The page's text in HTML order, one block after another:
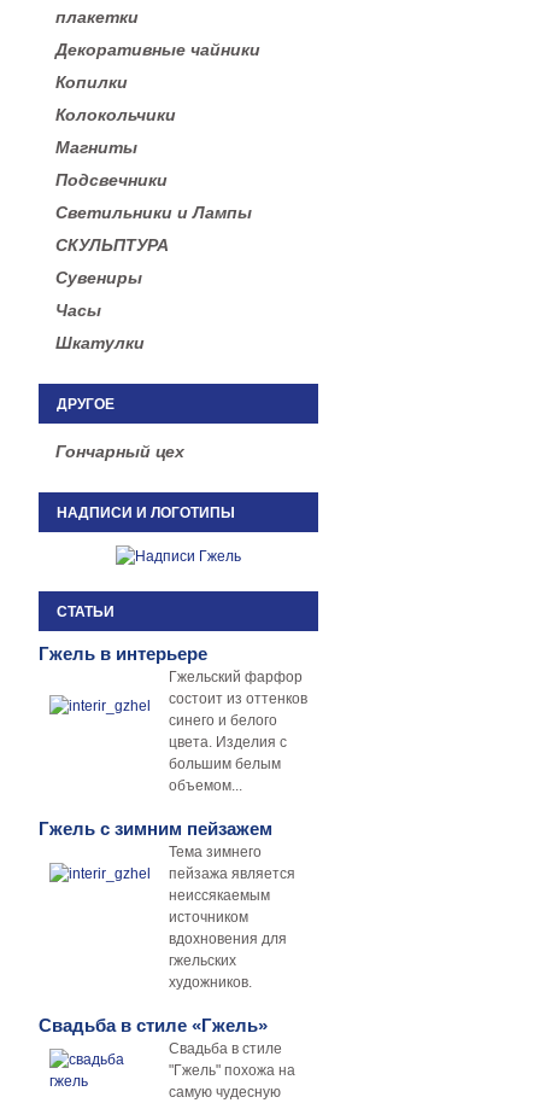
плакетки
Декоративные чайники
Копилки
Колокольчики
Магниты
Подсвечники
Светильники и Лампы
СКУЛЬПТУРА
Сувениры
Часы
Шкатулки
ДРУГОЕ
Гончарный цех
НАДПИСИ И ЛОГОТИПЫ
СТАТЬИ
Гжель в интерьере
Гжельский фарфор
состоит из оттенков
синего и белого
цвета. Изделия с
большим белым
объемом...
Гжель с зимним пейзажем
Тема зимнего
пейзажа является
неиссякаемым
источником
вдохновения для
гжельских
художников.
Свадьба в стиле «Гжель»
Свадьба в стиле
"Гжель" похожа на
самую чудесную